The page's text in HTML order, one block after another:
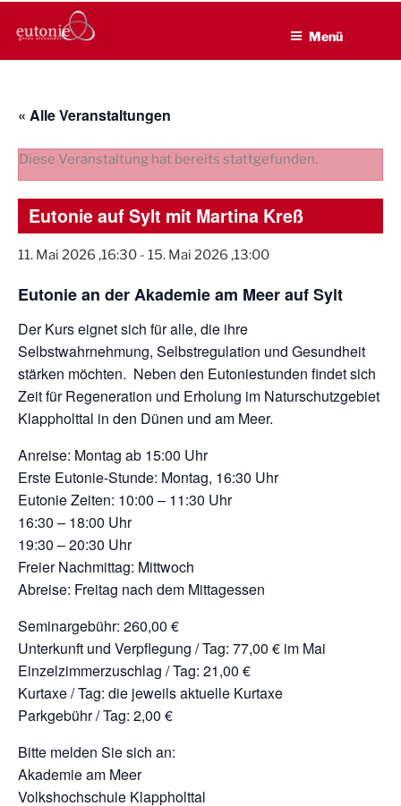
Inhalt
EUTONIE.DE
Lebensbalance durch körperliche Selbsterfahrung
Menü
« Alle Veranstaltungen
Diese Veranstaltung hat bereits stattgefunden.
Eutonie auf Sylt mit Martina Kreß
11. Mai 2026 ,16:30 - 15. Mai 2026 ,13:00
Eutonie an der Akademie am Meer auf Sylt
Der Kurs eignet sich für alle, die ihre
Selbstwahrnehmung, Selbstregulation und Gesundheit
stärken möchten. Neben den Eutoniestunden findet sich
Zeit für Regeneration und Erholung im Naturschutzgebiet
Klappholttal in den Dünen und am Meer.
Anreise: Montag ab 15:00 Uhr
Erste Eutonie-Stunde: Montag, 16:30 Uhr
Eutonie Zeiten: 10:00 – 11:30 Uhr
16:30 – 18:00 Uhr
19:30 – 20:30 Uhr
Freier Nachmittag: Mittwoch
Abreise: Freitag nach dem Mittagessen
Seminargebühr: 260,00 €
Unterkunft und Verpflegung / Tag: 77,00 € im Mai
Einzelzimmerzuschlag / Tag: 21,00 €
Kurtaxe / Tag: die jeweils aktuelle Kurtaxe
Parkgebühr / Tag: 2,00 €
Bitte melden Sie sich an:
Akademie am Meer
Volkshochschule Klappholttal